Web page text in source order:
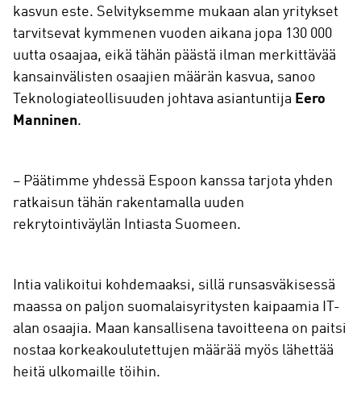
kasvun este. Selvityksemme mukaan alan yritykset
tarvitsevat kymmenen vuoden aikana jopa 130 000
uutta osaajaa, eikä tähän päästä ilman merkittävää
kansainvälisten osaajien määrän kasvua, sanoo
Teknologiateollisuuden johtava asiantuntija Eero
Manninen.
– Päätimme yhdessä Espoon kanssa tarjota yhden
ratkaisun tähän rakentamalla uuden
rekrytointiväylän Intiasta Suomeen.
Intia valikoitui kohdemaaksi, sillä runsasväkisessä
maassa on paljon suomalaisyritysten kaipaamia IT-
alan osaajia. Maan kansallisena tavoitteena on paitsi
nostaa korkeakoulutettujen määrää myös lähettää
heitä ulkomaille töihin.